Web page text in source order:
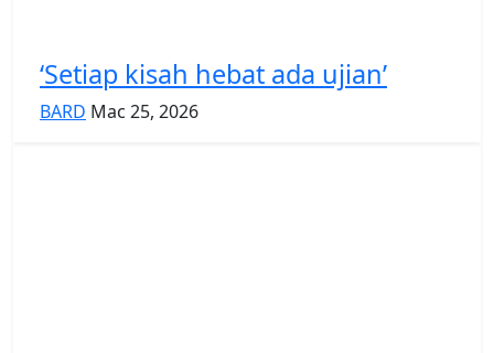
‘Setiap kisah hebat ada ujian’
BARD Mac 25, 2026